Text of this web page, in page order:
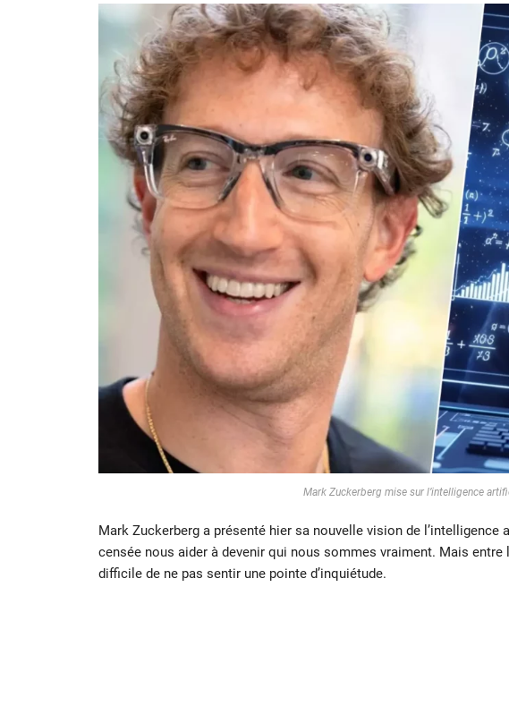
Mark Zuckerberg mise sur l’intelligence
Mark Zuckerberg a présenté hier sa nouvelle vision de
censée nous aider à devenir qui nous sommes vraiment. Mais
difficile de ne pas sentir une pointe d’inquiétude.